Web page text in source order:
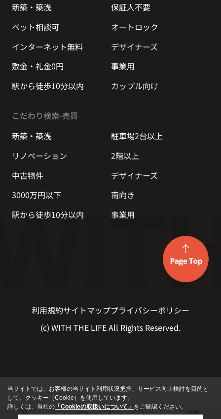
新築・築浅
保証人不要
ペット相談可
オートロック
インターネット無料
デザイナーズ
敷金・礼金0円
事業用
駅から徒歩10分以内
カップル向け
こだわり検索-売買
新築・築浅
駐車場2台以上
リノベーション
2階以上
中古物件
デザイナーズ
3000万円以下
南向き
駅から徒歩10分以内
事業用
利用規約サイトマッププライバシーポリシー
(c) WITH THE LIFE All Rights Reserved.
当サイトでは、お客様の当サイト利用状況把握、サービス向上検討を目的と
して、クッキー（Cookie）を使用しています。
詳しくは、当社の 「Cookieの取扱いについて」 をご確認ください。